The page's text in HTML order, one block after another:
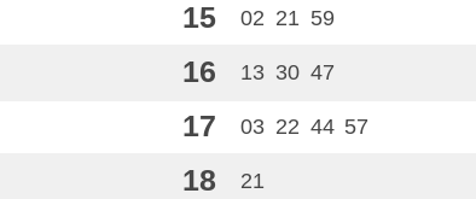
15 02 21 59
16 13 30 47
17 03 22 44 57
18 21